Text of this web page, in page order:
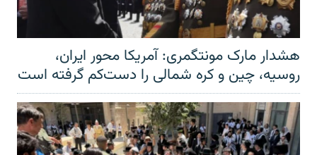
هشدار مارک مونتگمری: آمریکا محور ایران،
روسیه، چین و کره شمالی را دست‌کم گرفته است